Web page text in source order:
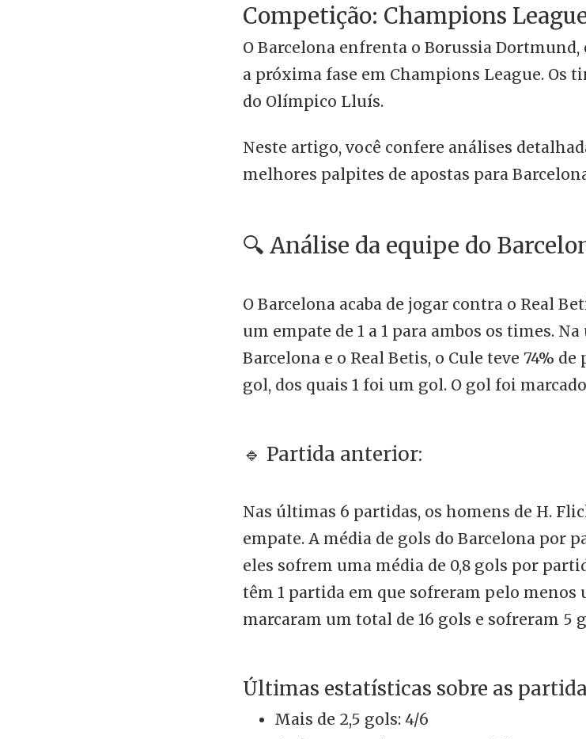
Competição: Champions
O Barcelona enfrenta o Borussia Dortmund,
a próxima fase em Champions League. Os
do Olímpico Lluís.
Neste artigo, você confere análises
melhores palpites de apostas para
🔍 Análise da equipe do
O Barcelona acaba de jogar contra o Real
um empate de 1 a 1 para ambos os times.
Barcelona e o Real Betis, o Cule teve 74% de
gol, dos quais 1 foi um gol. O gol foi
🔹 Partida anterior:
Nas últimas 6 partidas, os homens de H.
empate. A média de gols do Barcelona por
eles sofrem uma média de 0,8 gols por
têm 1 partida em que sofreram pelo menos
marcaram um total de 16 gols e sofreram 5
Últimas estatísticas sobre as
Mais de 2,5 gols: 4/6